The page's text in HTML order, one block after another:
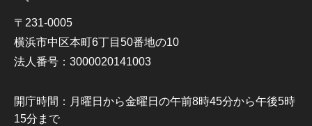
〒231-0005
横浜市中区本町6丁目50番地の10
法人番号：3000020141003
開庁時間：月曜日から金曜日の午前8時45分から午後5時
15分まで